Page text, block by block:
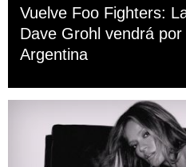
Vuelve Foo Fighters:
Dave Grohl vendrá
Argentina